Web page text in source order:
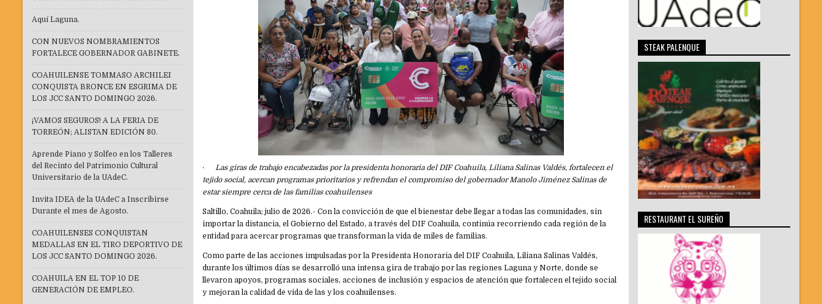
·Las giras de trabajo encabezadas por la presidenta honoraria del DIF Coahuila, Liliana Salinas Valdés, fortalecen el
tejido social, acercan programas prioritarios y refrendan el compromiso del gobernador Manolo Jiménez Salinas de
estar siempre cerca de las familias coahuilenses
Saltillo, Coahuila; julio de 2026.- Con la convicción de que el bienestar debe llegar a todas las comunidades, sin
importar la distancia, el Gobierno del Estado, a través del DIF Coahuila, continúa recorriendo cada región de la
entidad para acercar programas que transforman la vida de miles de familias.
Como parte de las acciones impulsadas por la Presidenta Honoraria del DIF Coahuila, Liliana Salinas Valdés,
durante los últimos días se desarrolló una intensa gira de trabajo por las regiones Laguna y Norte, donde se
llevaron apoyos, programas sociales, acciones de inclusión y espacios de atención que fortalecen el tejido social
y mejoran la calidad de vida de las y los coahuilenses.
Aquí Laguna.
CON NUEVOS NOMBRAMIENTOS
FORTALECE GOBERNADOR GABINETE.
COAHUILENSE TOMMASO ARCHILEI
CONQUISTA BRONCE EN ESGRIMA DE
LOS JCC SANTO DOMINGO 2026.
¡VAMOS SEGUROS! A LA FERIA DE
TORREÓN; ALISTAN EDICIÓN 80.
Aprende Piano y Solfeo en los Talleres
del Recinto del Patrimonio Cultural
Universitario de la UAdeC.
Invita IDEA de la UAdeC a Inscribirse
Durante el mes de Agosto.
COAHUILENSES CONQUISTAN
MEDALLAS EN EL TIRO DEPORTIVO DE
LOS JCC SANTO DOMINGO 2026.
COAHUILA EN EL TOP 10 DE
GENERACIÓN DE EMPLEO.
STEAK PALENQUE
RESTAURANT EL SUREÑO